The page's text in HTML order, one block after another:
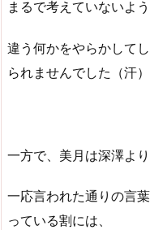
まるで考えていないよ
違う何かをやらかして
られませんでした（汗）
一方で、美月は深澤よ
一応言われた通りの言
っている割には、